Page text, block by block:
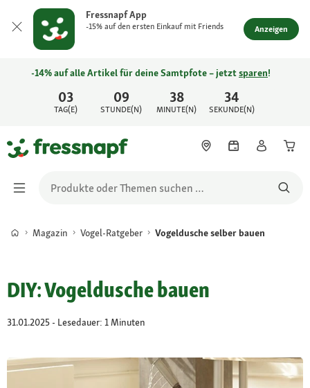
Fressnapf App
-15% auf den ersten Einkauf mit Friends Anzeigen
03
TAG(E)
09
STUNDE(N)
38
MINUTE(N)
34
SEKUNDE(N)
-14% auf alle Artikel für deine Samtpfote – jetztsparen!
Magazin Vogel-Ratgeber Vogeldusche selber bauen
DIY: Vogeldusche bauen
31.01.2025 - Lesedauer: 1 Minuten